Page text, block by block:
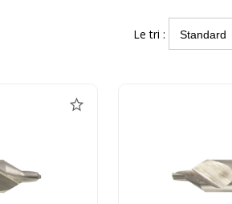
Le tri :